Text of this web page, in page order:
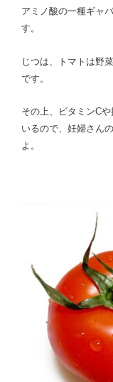
アミノ酸の一種ギャ
す。
じつは、トマトは野
です。
その上、ビタミンC
いるので、妊婦さん
よ。